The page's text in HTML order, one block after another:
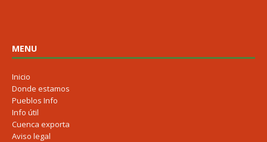
MENU
Inicio
Donde estamos
Pueblos Info
Info útil
Cuenca exporta
Aviso legal